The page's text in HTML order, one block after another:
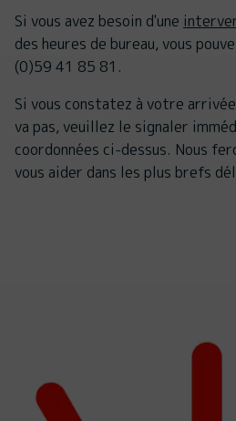
Si vous avez besoin d'une
des heures de bureau, vous
(0)59 41 85 81.
Si vous constatez à votre
va pas, veuillez le signaler
coordonnées ci-dessus. Nous
vous aider dans les plus brefs